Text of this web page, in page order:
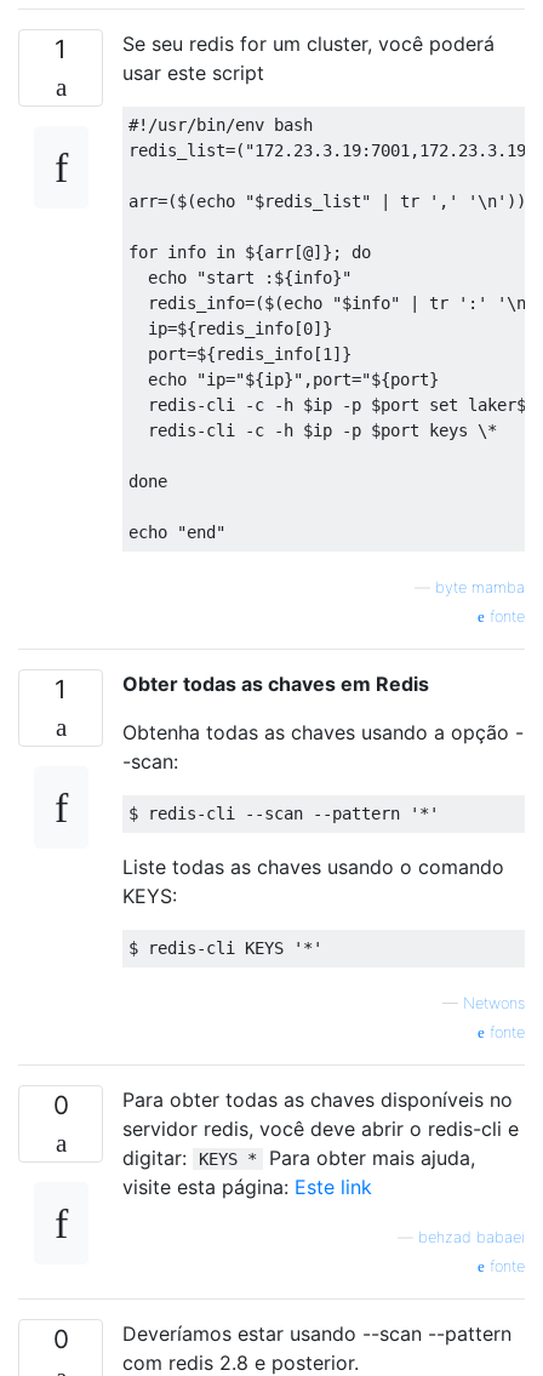
1
Se seu redis for um cluster, você poderá
usar este script
#!/usr/bin/env bash
arr=($(echo "$redis_list" | tr ',' '\n'))
for info in ${arr[@]}; do
  echo "start :${info}"
redis_info=($(echo "$info" | tr ':'
  ip=${redis_info[0]}
  port=${redis_info[1]}
  echo "ip="${ip}",port="${port}
redis-cli -c -h $ip -p $port set
  redis-cli -c -h $ip -p $port keys \*
done
byte mamba
fonte
1
Obter todas as chaves em Redis
Obtenha todas as chaves usando a opção -
-scan:
Liste todas as chaves usando o comando
KEYS:
— Netwons
fonte
0
Para obter todas as chaves disponíveis no
servidor redis, você deve abrir o redis-cli e
digitar:
KEYS *
Para obter mais ajuda,
visite esta página: Este link
behzad babaei
fonte
0
Deveríamos estar usando --scan --pattern
com redis 2.8 e posterior.